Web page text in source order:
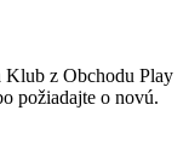
Klub z Obchodu Play
požiadajte o novú.